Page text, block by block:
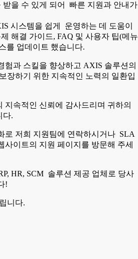
받을 수 있게 되어 빠른 지원과 안내가
시스템을 쉽게 운영하는 데 도움이
해결 가이드, FAQ 및 사용자 팁(메뉴
를 업데이트 했습니다.
험과 스킬을 향상하고 AXIS 솔루션의
장하기 위한 지속적인 노력의 일환입
지속적인 신뢰에 감사드리며 귀하의
다.
로 저희 지원팀에 연락하시거나 SLA
사이트의 지원 페이지를 방문해 주세
HR, SCM 솔루션 제공 업체로 당사
!
니다.